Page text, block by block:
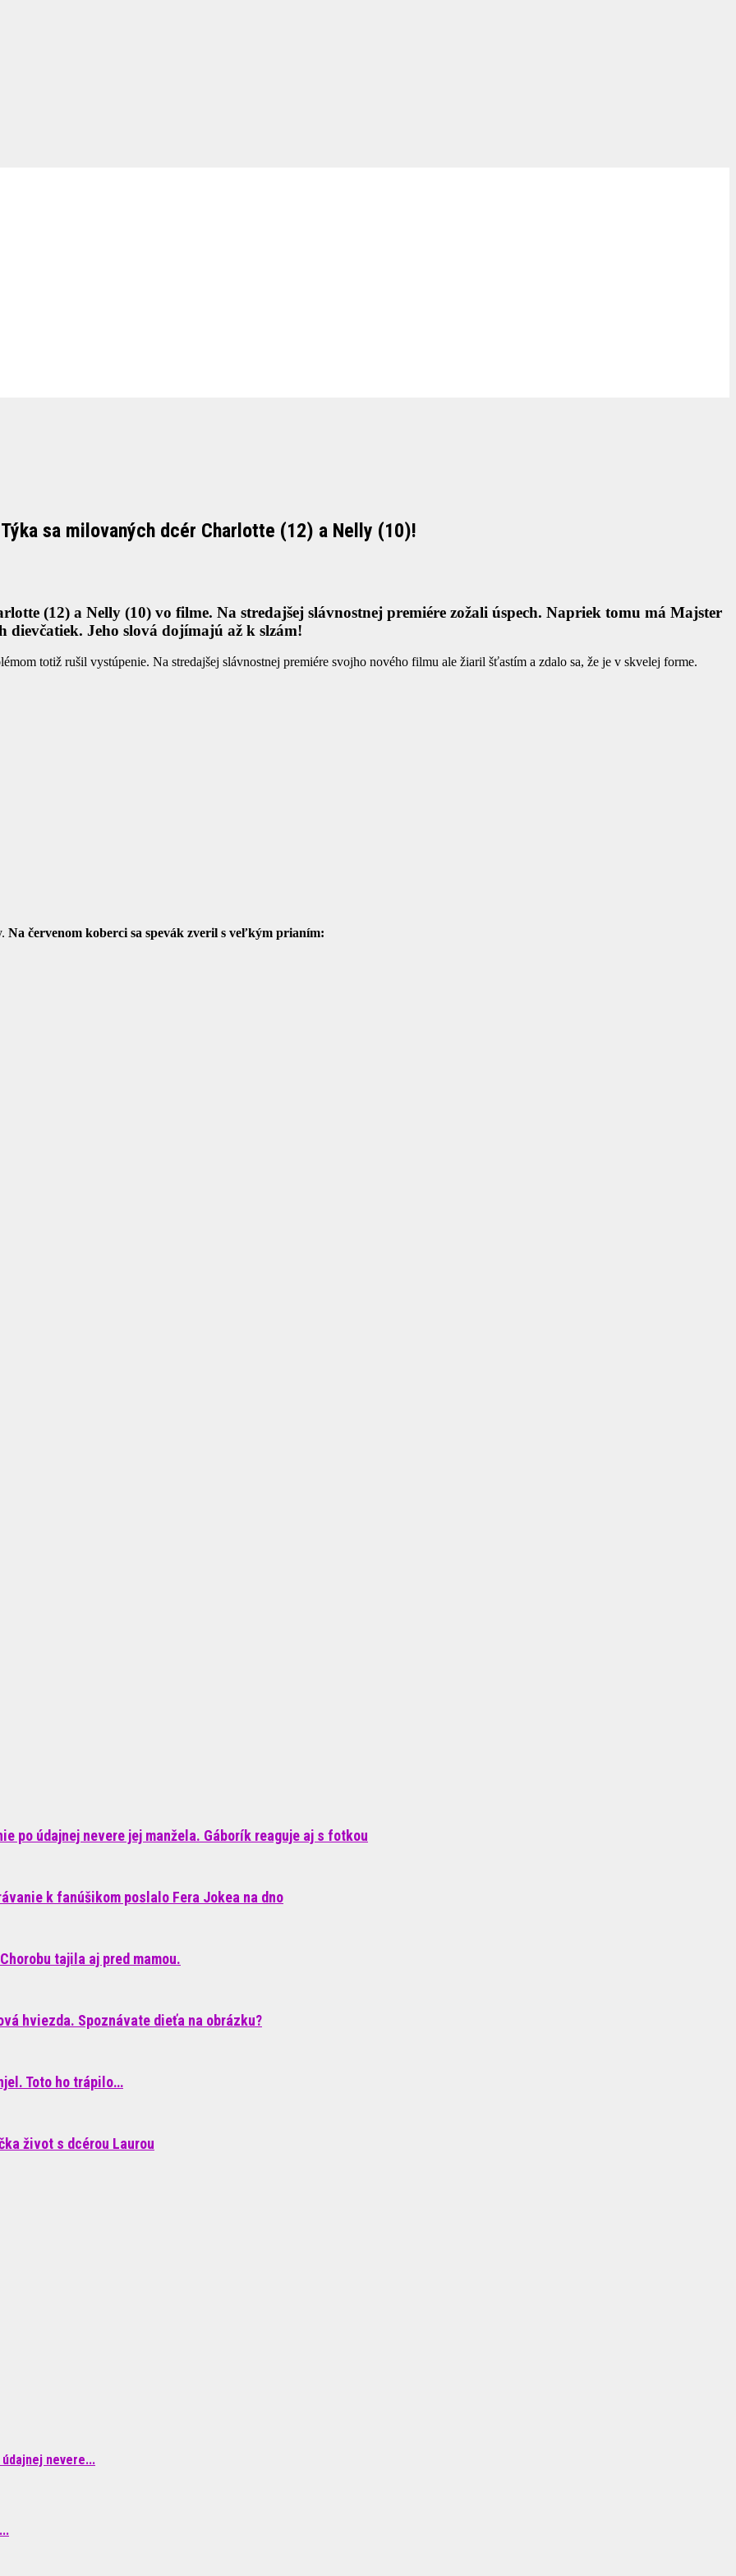
sa milovaných dcér Charlotte (12) a Nelly (10)!
(12) a Nelly (10) vo filme. Na stredajšej slávnostnej premiére zožali úspech. Napriek tomu má Majster
dievčatiek. Jeho slová dojímajú až k slzám!
totiž rušil vystúpenie. Na stredajšej slávnostnej premiére svojho nového filmu ale žiaril šťastím a zdalo sa, že je v skvelej forme.
Na červenom koberci sa spevák zveril s veľkým prianím:
po údajnej nevere jej manžela. Gáborík reaguje aj s fotkou
k fanúšikom poslalo Fera Jokea na dno
tajila aj pred mamou.
hviezda. Spoznávate dieťa na obrázku?
Toto ho trápilo…
život s dcérou Laurou
nevere...